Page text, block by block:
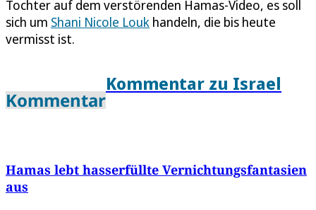
Tochter auf dem verstörenden Hamas-Video, es soll
sich um Shani Nicole Louk handeln, die bis heute
vermisst ist.
Kommentar
Kommentar zu Israel
Hamas lebt hasserfüllte Vernichtungsfantasien
aus